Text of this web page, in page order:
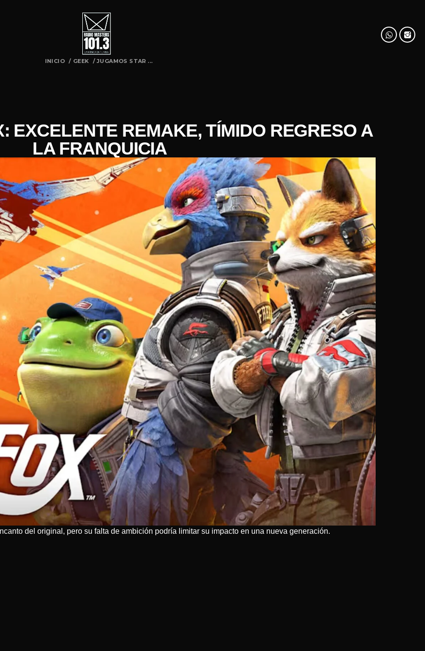
INICIO / GEEK / JUGAMOS STAR ...
EXCELENTE REMAKE, TÍMIDO REGRESO A
LA FRANQUICIA
del original, pero su falta de ambición podría limitar su impacto en una nueva generación.